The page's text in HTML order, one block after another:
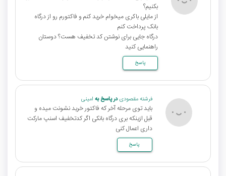
بکنیم؟
از مایلی باکری میخوام خرید کنم و فاکتورم رو از درگاه
بانک پرداخت کنم
درگاه جایی برای نوشتن کد تخفیف هست؟ دوستان
راهنمایی کنید
پاسخ
فرشته مقصودیدر پاسخ به امینی
باید توی مرحله آخر که فاکتور خرید نشونت میده و
قبل ازینکه بری درگاه بانکی اگر کدتخفیف اسنپ مارکت
داری اعمال کنی
پاسخ